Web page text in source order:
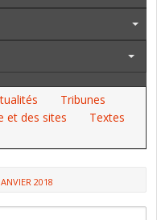
Tribunes
et des sites
Textes
JANVIER 2018